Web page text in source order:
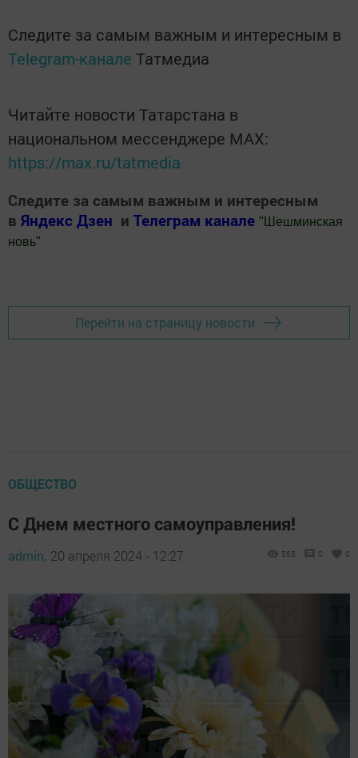
Следите за самым важным и интересным в
Telegram-канале Татмедиа
Читайте новости Татарстана в
национальном мессенджере MАХ:
https://max.ru/tatmedia
Следите за самым важным и интересным
в Яндекс Дзен и Телеграм канале " Шешминская
новь"
Перейти на страницу новости
ОБЩЕСТВО
С Днем местного самоуправления!
admin, 20 апреля 2024 - 12:27 565 0 0